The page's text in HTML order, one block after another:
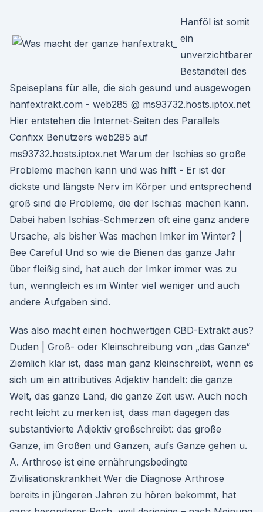
Hanföl ist somit
ein
unverzichtbarer
Bestandteil des
Speiseplans für alle, die sich gesund und ausgewogen
hanfextrakt.com - web285 @ ms93732.hosts.iptox.net
Hier entstehen die Internet-Seiten des Parallels
Confixx Benutzers web285 auf
ms93732.hosts.iptox.net Warum der Ischias so große
Probleme machen kann und was hilft - Er ist der
dickste und längste Nerv im Körper und entsprechend
groß sind die Probleme, die der Ischias machen kann.
Dabei haben Ischias-Schmerzen oft eine ganz andere
Ursache, als bisher Was machen Imker im Winter? |
Bee Careful Und so wie die Bienen das ganze Jahr
über fleißig sind, hat auch der Imker immer was zu
tun, wenngleich es im Winter viel weniger und auch
andere Aufgaben sind.
Was also macht einen hochwertigen CBD-Extrakt aus?
Duden | Groß- oder Klein­schreibung von „das Ganze“
Ziemlich klar ist, dass man ganz kleinschreibt, wenn es
sich um ein attributives Adjektiv handelt: die ganze
Welt, das ganze Land, die ganze Zeit usw. Auch noch
recht leicht zu merken ist, dass man dagegen das
substantivierte Adjektiv großschreibt: das große
Ganze, im Großen und Ganzen, aufs Ganze gehen u.
Ä. Arthrose ist eine ernährungsbedingte
Zivilisationskrankheit Wer die Diagnose Arthrose
bereits in jüngeren Jahren zu hören bekommt, hat